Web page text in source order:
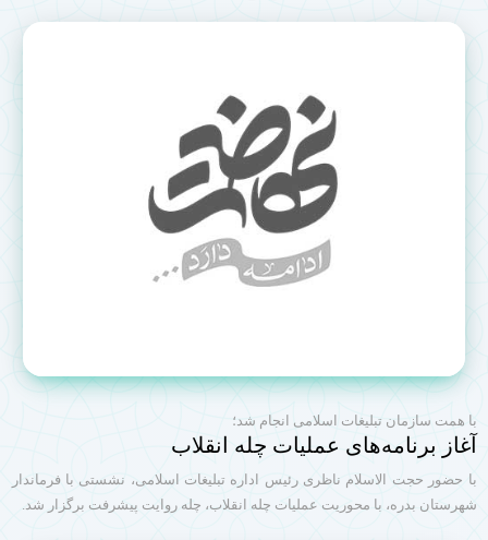
با همت سازمان تبلیغات اسلامی انجام شد؛
آغاز برنامه‌های عملیات چله انقلاب
با حضور حجت الاسلام ناظری رئیس اداره تبلیغات اسلامی، نشستی با فرماندار
شهرستان بدره، با محوریت عملیات چله انقلاب، چله روایت پیشرفت برگزار شد.